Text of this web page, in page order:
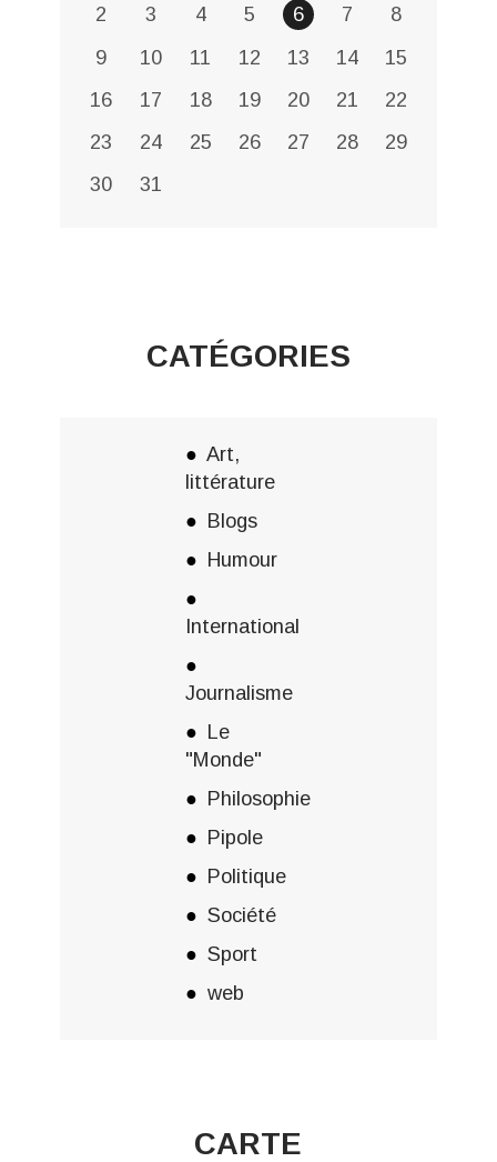
2
3 4 5 6 7
8
9
10 11 12 13 14
15
16
17 18 19 20 21
22
23
24 25 26 27 28
29
30
31
CATÉGORIES
Art,
littérature
Blogs
Humour
International
Journalisme
Le
"Monde"
Philosophie
Pipole
Politique
Société
Sport
web
CARTE